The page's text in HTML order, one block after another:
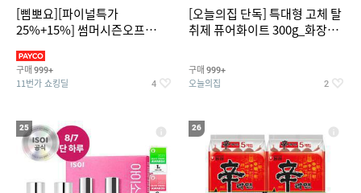
[삠뽀요][파이널특가
25%+15%] 썸머시즌오프
영복/티셔츠/
구매 999+
11번가 쇼킹딜 4
[오늘의집 단독] 특대형 고체 탈
취제 퓨어화이트 300g_화장실
구매 999+
오늘의집 2
25 26